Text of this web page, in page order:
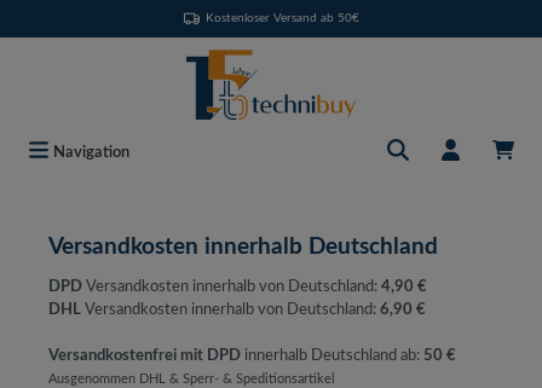
Kostenloser Versand ab 50€
Navigation
Versandkosten innerhalb Deutschland
DPD Versandkosten innerhalb von Deutschland: 4,90 €
DHL Versandkosten innerhalb von Deutschland: 6,90 €
Versandkostenfrei mit DPD innerhalb Deutschland ab: 50 €
Ausgenommen DHL & Sperr- & Speditionsartikel